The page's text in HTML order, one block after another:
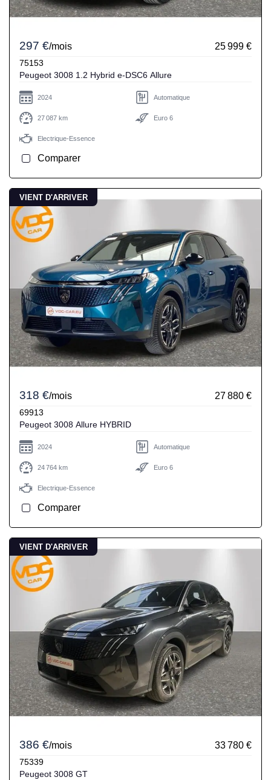
297 €/mois 25 999 €
75153
Peugeot 3008 1.2 Hybrid e-DSC6 Allure
2024 Automatique
27 087 km Euro 6
Electrique-Essence
Comparer
VIENT D'ARRIVER
318 €/mois 27 880 €
69913
Peugeot 3008 Allure HYBRID
2024 Automatique
24 764 km Euro 6
Electrique-Essence
Comparer
VIENT D'ARRIVER
386 €/mois 33 780 €
75339
Peugeot 3008 GT